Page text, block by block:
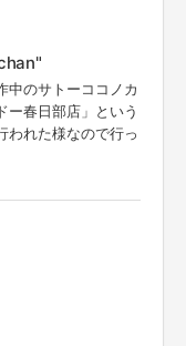
中のサトーココノカ
ー春日部店」という
われた様なので行っ